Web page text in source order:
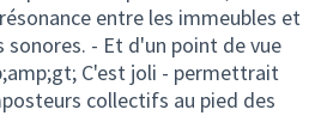
entre les immeubles et
sonores. - Et d'un point de vue
C'est joli - permettrait
collectifs au pied des